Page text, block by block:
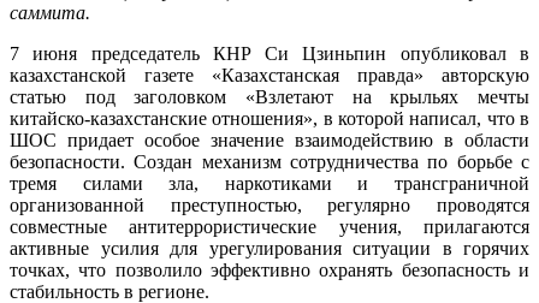
саммита.
7 июня председатель КНР Си Цзиньпин опубликовал в
казахстанской газете «Казахстанская правда» авторскую
статью под заголовком «Взлетают на крыльях мечты
китайско-казахстанские отношения», в которой написал, что в
ШОС придает особое значение взаимодействию в области
безопасности. Создан механизм сотрудничества по борьбе с
тремя силами зла, наркотиками и трансграничной
организованной преступностью, регулярно проводятся
совместные антитеррористические учения, прилагаются
активные усилия для урегулирования ситуации в горячих
точках, что позволило эффективно охранять безопасность и
стабильность в регионе.